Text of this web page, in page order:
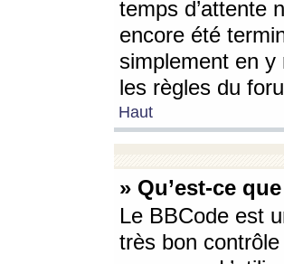
temps d’attente
encore été
simplement en
les règles du
Haut
» Qu’est-ce
Le BBCode est
très bon